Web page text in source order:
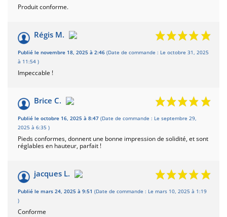
Produit conforme.
Régis M.
Publié le novembre 18, 2025 à 2:46 (Date de commande : Le octobre 31, 2025
à 11:54 )
Impeccable !
Brice C.
Publié le octobre 16, 2025 à 8:47 (Date de commande : Le septembre 29,
2025 à 6:35 )
Pieds conformes, donnent une bonne impression de solidité, et sont
réglables en hauteur, parfait !
jacques L.
Publié le mars 24, 2025 à 9:51 (Date de commande : Le mars 10, 2025 à 1:19
)
Conforme